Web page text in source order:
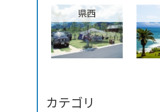
県西
カテゴリ